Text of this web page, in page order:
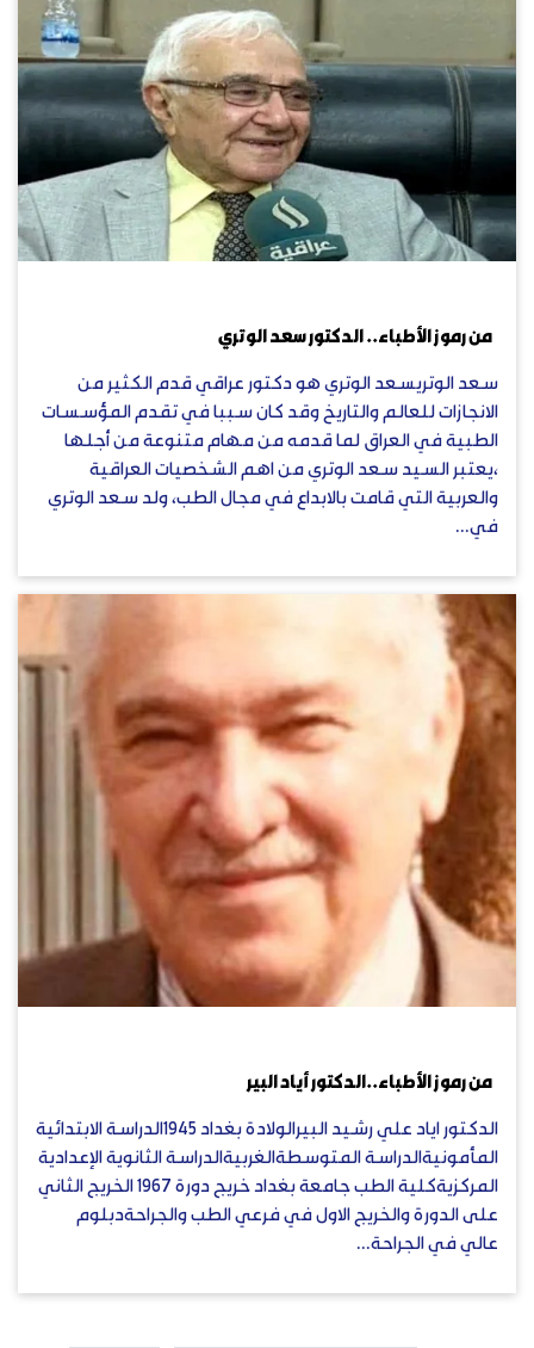
من رموز الأطباء.. الدكتور سعد الوتري
سعد الوتريسعد الوتري هو دكتور عراقي قدم الكثير من
الانجازات للعالم والتاريخ وقد كان سببا في تقدم المؤسسات
الطبية في العراق لما قدمه من مهام متنوعة من أجلها
،يعتبر السيد سعد الوتري من اهم الشخصيات العراقية
والعربية التي قامت بالابداع في مجال الطب، ولد سعد الوتري
في...
من رموز الأطباء..الدكتور أياد البير
الدكتور اياد علي رشيد البيرالولادة بغداد ١٩٤٥الدراسة الابتدائية
المأمونيةالدراسة المتوسطةالغربيةالدراسة الثانوية الإعدادية
المركزيةكلية الطب جامعة بغداد خريج دورة ١٩٦٧ الخريج الثاني
على الدورة والخريج الاول في فرعي الطب والجراحةدبلوم
عالي في الجراحة...